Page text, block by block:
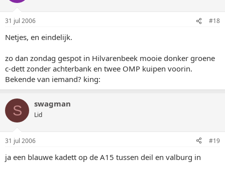
31 jul 2006 #18
Netjes, en eindelijk.
zo dan zondag gespot in Hilvarenbeek mooie donker groene
c-dett zonder achterbank en twee OMP kuipen voorin.
Bekende van iemand? king:
S swagman
Lid
31 jul 2006 #19
ja een blauwe kadett op de A15 tussen deil en valburg in